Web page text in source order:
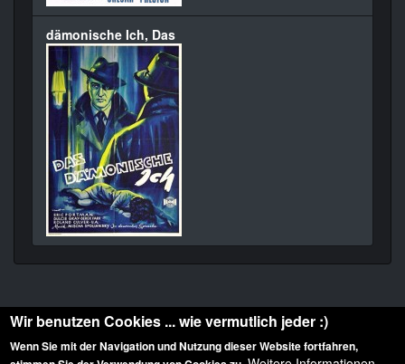
dämonische Ich, Das
Wir benutzen Cookies ... wie vermutlich jeder :)
Wenn Sie mit der Navigation und Nutzung dieser Website fortfahren,